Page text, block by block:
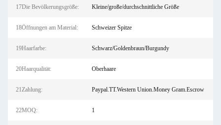
17Die Bevölkerungsgröße: Kleine/große/durchschnittliche Größe
18Öffnungen am Material: Schweizer Spitze
19Haarfarbe: Schwarz/Goldenbraun/Burgundy
20Haarqualität: Oberhaare
21Zahlung: Paypal.TT.Western Union.Money Gram.Escrow
22MOQ: 1